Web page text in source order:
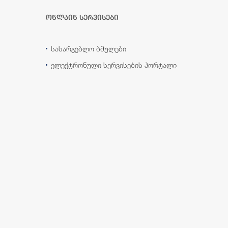
ონლაინ სერვისები
სასარგებლო ბმულები
ელექტრონული სერვისების პორტალი